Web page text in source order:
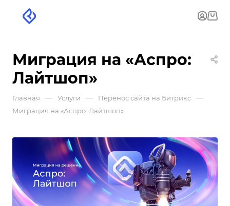
Миграция на «Аспро:
Лайтшоп»
Главная — Услуги — Перенос сайта на Битрикс —
Миграция на «Аспро: Лайтшоп»